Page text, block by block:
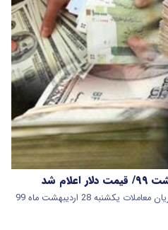
قیمت امروز ارز در بازار آزاد تهران در جریان معاملات یکشنبه 28 اردیبهشت ماه 99